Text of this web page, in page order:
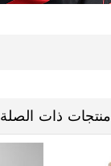
منتجات ذات الصلة